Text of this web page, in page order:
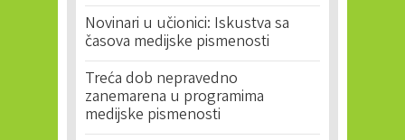
Novinari u učionici: Iskustva sa
časova medijske pismenosti
Treća dob nepravedno
zanemarena u programima
medijske pismenosti